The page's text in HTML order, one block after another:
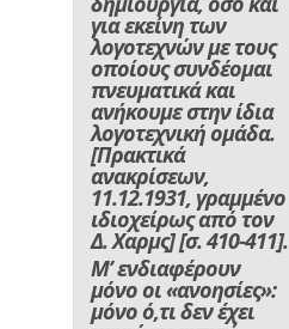
για εκείνη των
λογοτεχνών με τους
οποίους συνδέομαι
πνευματικά και
ανήκουμε στην ίδια
λογοτεχνική ομάδα.
[Πρακτικά
ανακρίσεων,
11.12.1931, γραμμένο
ιδιοχείρως από τον
Δ. Χαρμς] [σ. 410-411].
Μ’ ενδιαφέρουν
μόνο οι «ανοησίες»:
μόνο ό,τι δεν έχει